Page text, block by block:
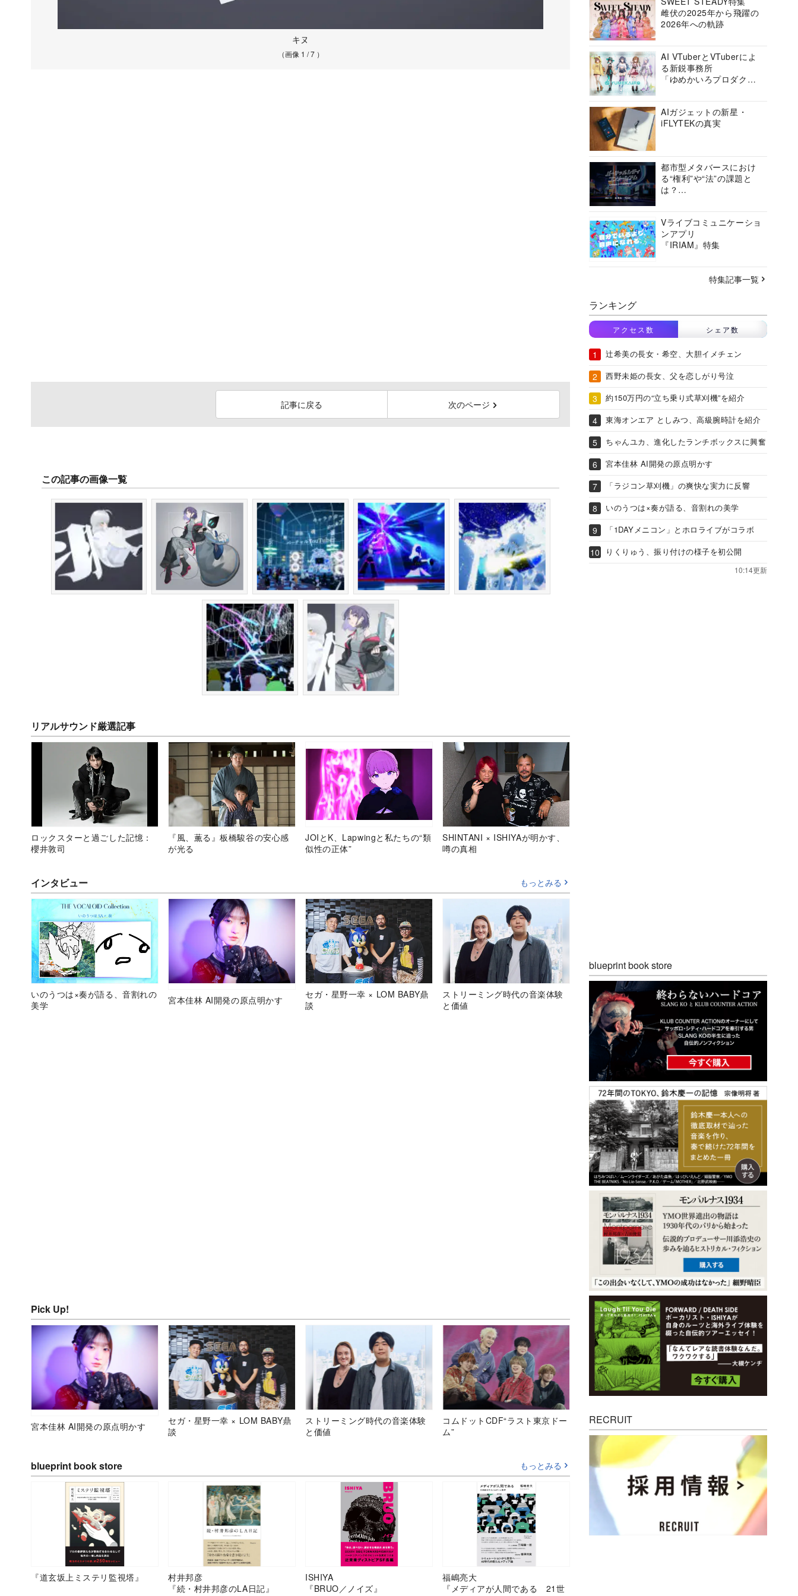
キヌ
（画像 1 / 7 ）
記事に戻る 次のページ
この記事の画像一覧
リアルサウンド厳選記事
ロックスターと過ごした記憶：
櫻井敦司
『風、薫る』板橋駿谷の安心感
が光る
JOIとK、Lapwingと私たちの“類
似性の正体”
SHINTANI × ISHIYAが明かす、
噂の真相
インタビュー もっとみる
いのうつは×奏が語る、音割れの
美学
宮本佳林 AI開発の原点明かす
セガ・星野一幸 × LOM BABY鼎
談
ストリーミング時代の音楽体験
と価値
Pick Up!
宮本佳林 AI開発の原点明かす
セガ・星野一幸 × LOM BABY鼎
談
ストリーミング時代の音楽体験
と価値
コムドットCDF“ラスト東京ドー
ム”
blueprint book store もっとみる
『道玄坂上ミステリ監視塔』
村井邦彦
『続・村井邦彦のLA日記』
ISHIYA
『BRUO／ノイズ』
福嶋亮大
『メディアが人間である 21世
雌伏の2025年から飛躍の
2026年への軌跡
AI VTuberとVTuberによ
る新鋭事務所
「ゆめかいろプロダクシ
AIガジェットの新星・
iFLYTEKの真実
都市型メタバースにおけ
る“権利”や“法”の課題と
は？
ーシアムの挑戦に迫る
Vライブコミュニケーショ
ンアプリ
『IRIAM』特集
特集記事一覧
ランキング
アクセス数 シェア数
辻希美の長女・希空、大胆イメチェン
西野未姫の長女、父を恋しがり号泣
約150万円の“立ち乗り式草刈機”を紹介
東海オンエア としみつ、高級腕時計を紹介
ちゃんユカ、進化したランチボックスに興奮
宮本佳林 AI開発の原点明かす
「ラジコン草刈機」の爽快な実力に反響
いのうつは×奏が語る、音割れの美学
「1DAYメニコン」とホロライブがコラボ
りくりゅう、振り付けの様子を初公開
10:14更新
blueprint book store
RECRUIT